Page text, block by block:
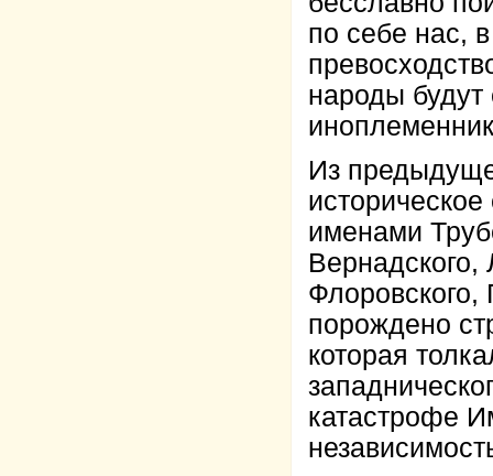
по себе нас,
народы
Из
именами
порождено
которая
катастрофе